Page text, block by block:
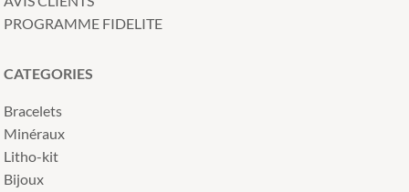
PROGRAMME FIDELITE
CATEGORIES
Bracelets
Minéraux
Litho-kit
Bijoux